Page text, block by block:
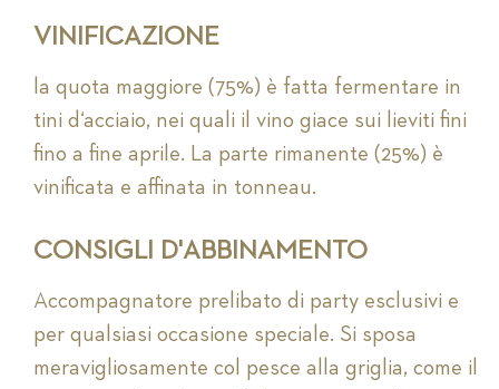
VINIFICAZIONE
la quota maggiore (75%) è fatta fermentare in
tini d‘acciaio, nei quali il vino giace sui lieviti fini
fino a fine aprile. La parte rimanente (25%) è
vinificata e affinata in tonneau.
CONSIGLI D'ABBINAMENTO
Accompagnatore prelibato di party esclusivi e
per qualsiasi occasione speciale. Si sposa
meravigliosamente col pesce alla griglia, come il